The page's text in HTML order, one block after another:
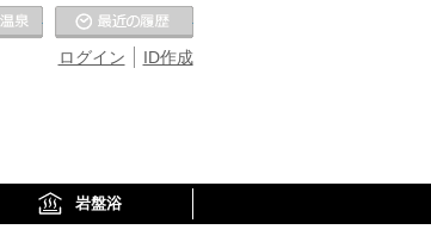
ID作成
ログイン
お気に入りの温泉
岩盤浴